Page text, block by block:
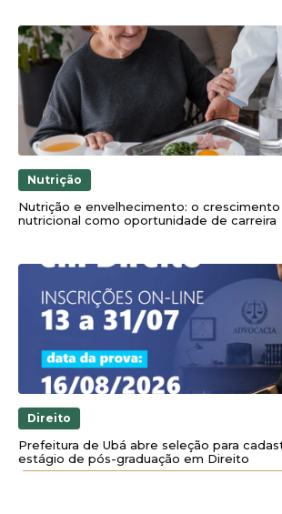
Nutrição
Nutrição e envelhecimento: o
nutricional como oportunidade de carreira
Direito
Prefeitura de Ubá abre seleção para
estágio de pós-graduação em Direito